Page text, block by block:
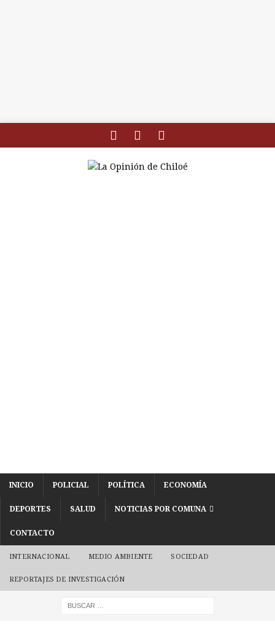
INICIO POLICIAL POLÍTICA ECONOMÍA
DEPORTES SALUD NOTICIAS POR COMUNA
CONTACTO
INTERNACIONAL MEDIO AMBIENTE SOCIEDAD
REPORTAJES DE INVESTIGACIÓN